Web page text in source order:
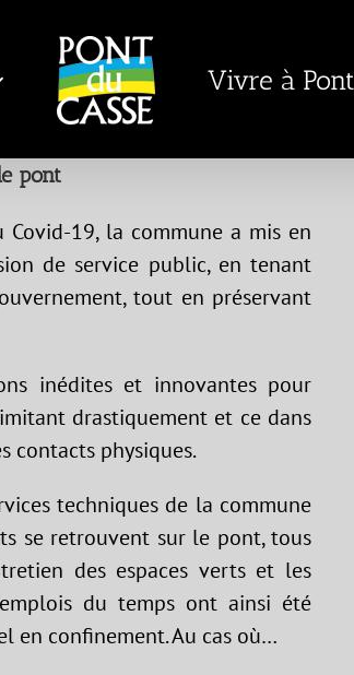
Vivre à
pont
19, la commune a mis en
de service public, en tenant
tout en préservant
inédites et innovantes pour
drastiquement et ce dans
contacts physiques.
techniques de la commune
se retrouvent sur le pont, tous
des espaces verts et les
du temps ont ainsi été
en confinement. Au cas où…